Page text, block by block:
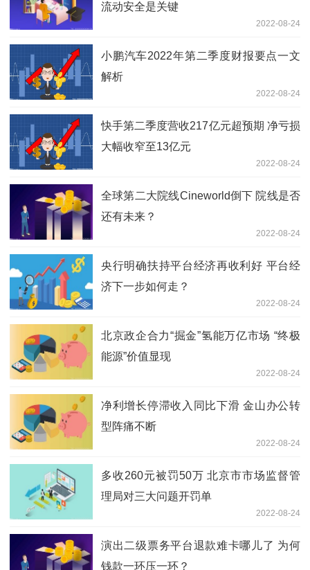
流动安全是关键
2022-08-24
小鹏汽车2022年第二季度财报要点一文
解析
2022-08-24
快手第二季度营收217亿元超预期 净亏损
大幅收窄至13亿元
2022-08-24
全球第二大院线Cineworld倒下 院线是否
还有未来？
2022-08-24
央行明确扶持平台经济再收利好 平台经
济下一步如何走？
2022-08-24
北京政企合力“掘金”氢能万亿市场 “终极
能源”价值显现
2022-08-24
净利增长停滞收入同比下滑 金山办公转
型阵痛不断
2022-08-24
多收260元被罚50万 北京市市场监督管
理局对三大问题开罚单
2022-08-24
演出二级票务平台退款难卡哪儿了 为何
钱款一环压一环？